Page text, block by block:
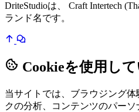
DriteStudioは、 Craft Intertech
ランド名です。
Cookieを使用し
当サイトでは、ブラウジング
クの分析、コンテンツのパー